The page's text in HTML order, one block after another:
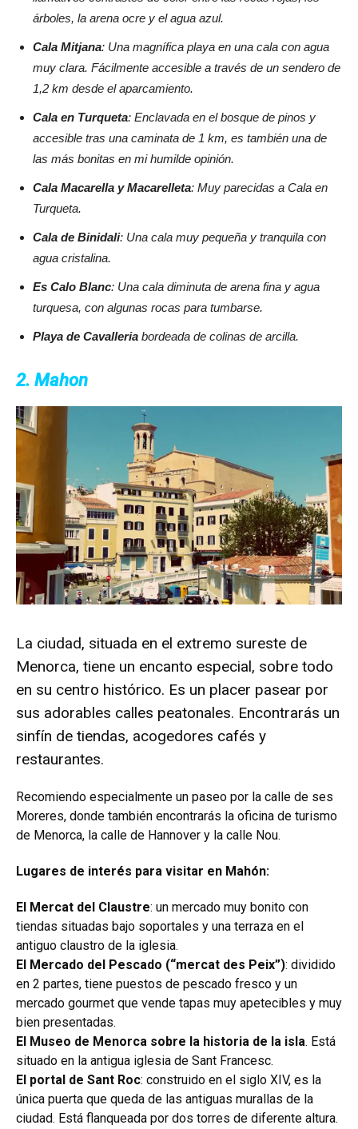
árboles, la arena ocre y el agua azul.
Cala Mitjana: Una magnífica playa en una cala con agua
muy clara. Fácilmente accesible a través de un sendero de
1,2 km desde el aparcamiento.
Cala en Turqueta: Enclavada en el bosque de pinos y
accesible tras una caminata de 1 km, es también una de
las más bonitas en mi humilde opinión.
Cala Macarella y Macarelleta: Muy parecidas a Cala en
Turqueta.
Cala de Binidali: Una cala muy pequeña y tranquila con
agua cristalina.
Es Calo Blanc: Una cala diminuta de arena fina y agua
turquesa, con algunas rocas para tumbarse.
Playa de Cavalleria bordeada de colinas de arcilla.
2. Mahon
La ciudad, situada en el extremo sureste de
Menorca, tiene un encanto especial, sobre todo
en su centro histórico. Es un placer pasear por
sus adorables calles peatonales. Encontrarás un
sinfín de tiendas, acogedores cafés y
restaurantes.
Recomiendo especialmente un paseo por la calle de ses
Moreres, donde también encontrarás la oficina de turismo
de Menorca, la calle de Hannover y la calle Nou.
Lugares de interés para visitar en Mahón:
El Mercat del Claustre: un mercado muy bonito con
tiendas situadas bajo soportales y una terraza en el
antiguo claustro de la iglesia.
El Mercado del Pescado (“mercat des Peix”): dividido
en 2 partes, tiene puestos de pescado fresco y un
mercado gourmet que vende tapas muy apetecibles y muy
bien presentadas.
El Museo de Menorca sobre la historia de la isla. Está
situado en la antigua iglesia de Sant Francesc.
El portal de Sant Roc: construido en el siglo XIV, es la
única puerta que queda de las antiguas murallas de la
ciudad. Está flanqueada por dos torres de diferente altura.